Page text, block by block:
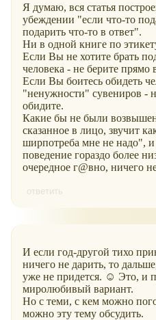
Я думаю, вся статья
убеждении "если что-то
подарить что-то в ответ".
Ни в одной книге по
Если Вы не хотите брать
человека - не берите прямо
Если Вы боитесь обидеть
"ненужности" сувениров -
обидите.
Какие бы не были
сказанное в лицо, звучит
ширпотреба мне не надо", и
поведение гораздо более
очередное г@вно, ничего
ответить
И если год-другой тихо
ничего не дарить, то
уже не придется. ☺ Это, и
миролюбивый вариант.
Но с теми, с кем можно
можно эту тему обсудить.